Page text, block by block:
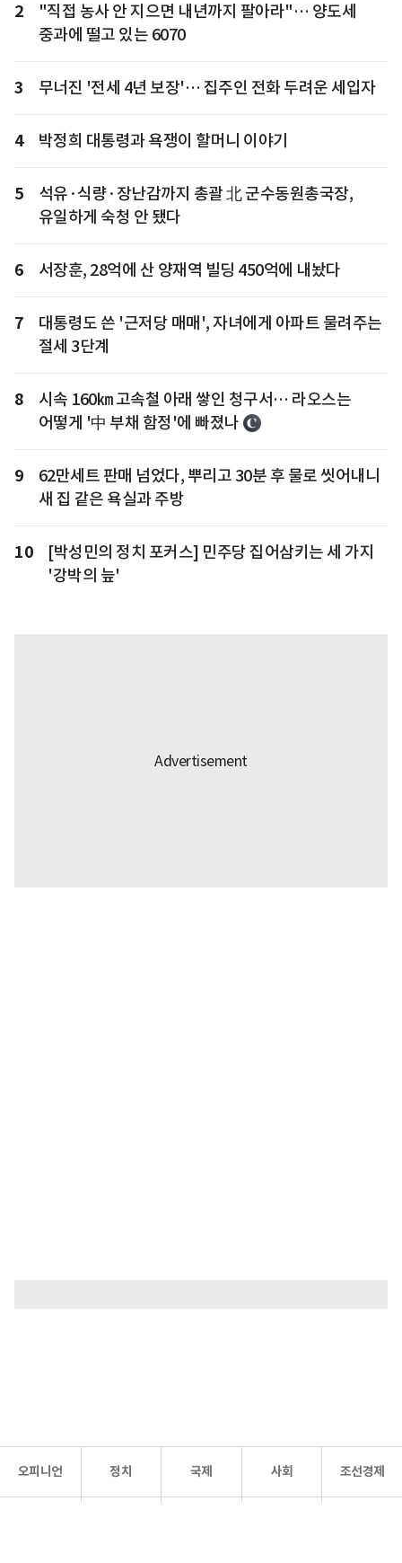
2
"직접 농사 안 지으면 내년까지 팔아라"… 양도세
중과에 떨고 있는 6070
3 무너진 '전세 4년 보장'… 집주인 전화 두려운 세입자
4 박정희 대통령과 욕쟁이 할머니 이야기
5
석유·식량·장난감까지 총괄 北 군수동원총국장,
유일하게 숙청 안 됐다
6 서장훈, 28억에 산 양재역 빌딩 450억에 내놨다
7
대통령도 쓴 '근저당 매매', 자녀에게 아파트 물려주는
절세 3단계
8
시속 160㎞ 고속철 아래 쌓인 청구서… 라오스는
어떻게 '中 부채 함정'에 빠졌나
9
62만세트 판매 넘었다, 뿌리고 30분 후 물로 씻어내니
새 집 같은 욕실과 주방
10
[박성민의 정치 포커스] 민주당 집어삼키는 세 가지
'강박의 늪'
오피니언 정치 국제 사회 조선경제